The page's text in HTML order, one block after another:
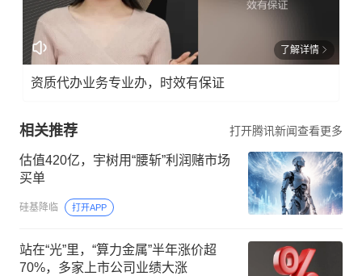
了解详情
资质代办业务专业办，时效有保证
相关推荐 打开腾讯新闻查看更多
估值420亿，宇树用“腰斩”利润赌市场
买单
硅基降临 打开APP
站在“光”里，“算力金属”半年涨价超
70%，多家上市公司业绩大涨